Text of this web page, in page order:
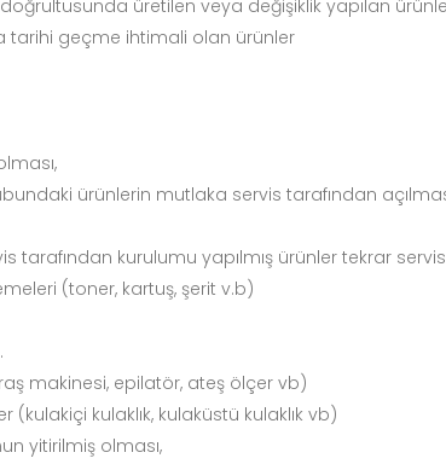
üretilen veya değişiklik yapılan
tarihi geçme ihtimali olan ürünler
ürünlerin mutlaka servis tarafından
tarafından kurulumu yapılmış ürünler tekrar
(toner, kartuş, şerit v.b)
makinesi, epilatör, ateş ölçer vb)
kulaklık, kulaküstü kulaklık vb)
yitirilmiş olması,